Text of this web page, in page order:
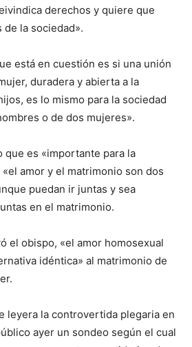
derechos y quiere que
la sociedad».
está en cuestión es si una unión
duradera y abierta a la
es lo mismo para la sociedad
o de dos mujeres».
que es «importante para la
amor y el matrimonio son dos
puedan ir juntas y sea
en el matrimonio.
el obispo, «el amor homosexual
idéntica» al matrimonio de
leyera la controvertida plegaria en
ayer un sondeo según el cual